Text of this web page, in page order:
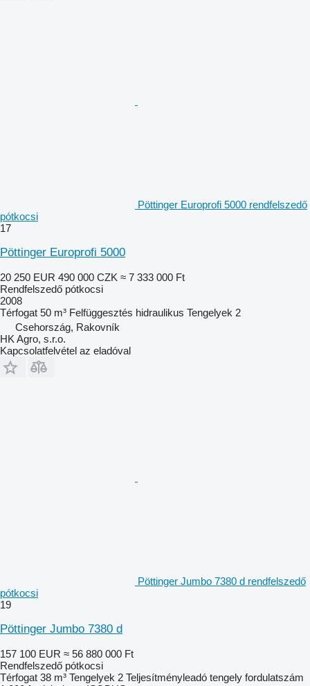
Pöttinger Europrofi 5000 rendfelszedő
pótkocsi
17
Pöttinger Europrofi 5000
20 250 EUR 490 000 CZK ≈ 7 333 000 Ft
Rendfelszedő pótkocsi
2008
Térfogat 50 m³ Felfüggesztés hidraulikus Tengelyek 2
Csehország, Rakovník
HK Agro, s.r.o.
Kapcsolatfelvétel az eladóval
Pöttinger Jumbo 7380 d rendfelszedő
pótkocsi
19
Pöttinger Jumbo 7380 d
157 100 EUR ≈ 56 880 000 Ft
Rendfelszedő pótkocsi
Térfogat 38 m³ Tengelyek 2 Teljesítményleadó tengely fordulatszám